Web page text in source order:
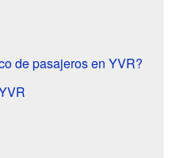
de pasajeros en YVR?